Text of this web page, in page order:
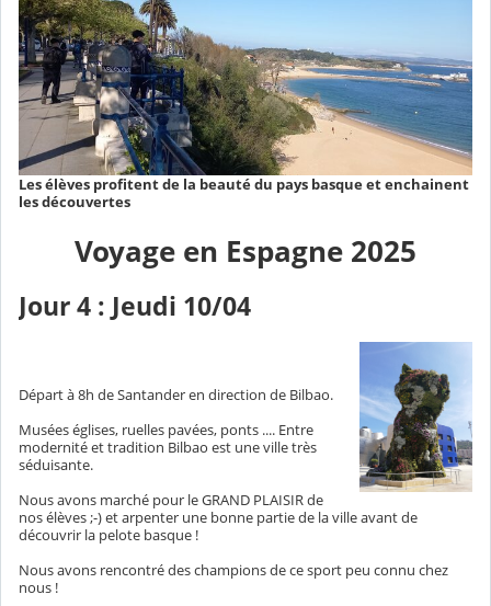
Les élèves profitent de la beauté du pays basque et enchainent
les découvertes
Voyage en Espagne 2025
Jour 4 : Jeudi 10/04
Départ à 8h de Santander en direction de Bilbao.
Musées églises, ruelles pavées, ponts .... Entre
modernité et tradition Bilbao est une ville très
séduisante.
Nous avons marché pour le GRAND PLAISIR de
nos élèves ;-) et arpenter une bonne partie de la ville avant de
découvrir la pelote basque !
Nous avons rencontré des champions de ce sport peu connu chez
nous !